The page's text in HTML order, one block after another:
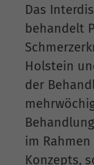
Das
behandelt
Holstein
der
im
Konzepts,